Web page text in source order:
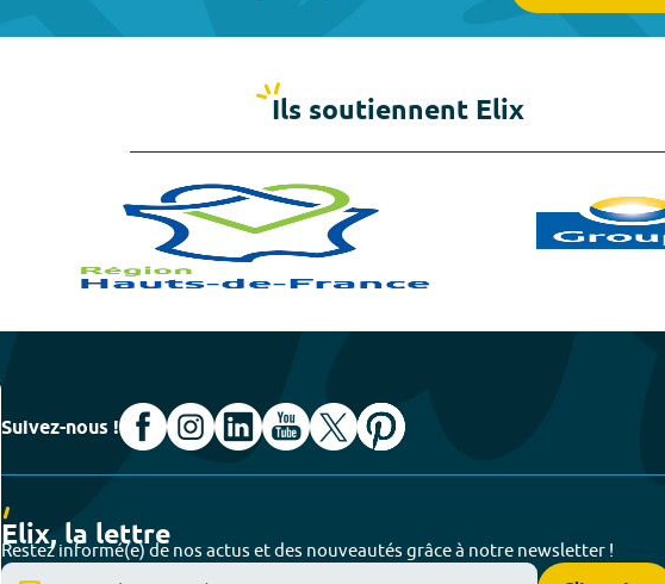
Ils soutiennent Elix
Suivez-nous !
Elix, la lettre
Restez informé(e) de nos actus et des nouveautés grâce à notre newsletter !